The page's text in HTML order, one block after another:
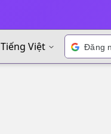
Tiếng Việt